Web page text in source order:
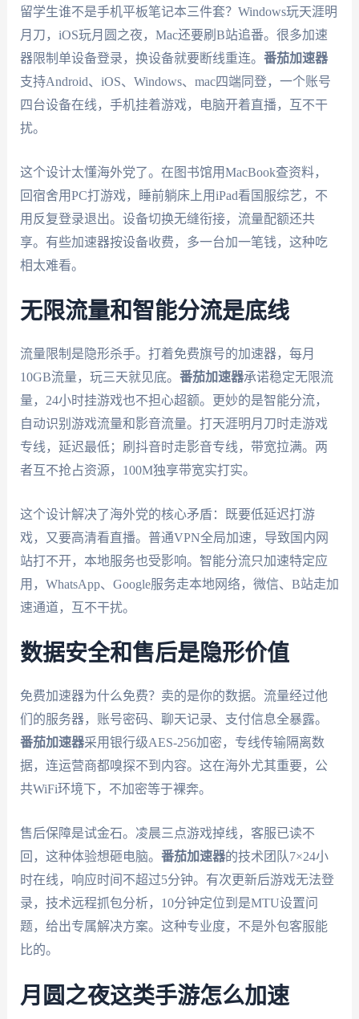
留学生谁不是手机平板笔记本三件套？Windows玩天涯明
月刀，iOS玩月圆之夜，Mac还要刷B站追番。很多加速
器限制单设备登录，换设备就要断线重连。 番茄加速器
支持Android、iOS、Windows、mac四端同登，一个账号
四台设备在线，手机挂着游戏，电脑开着直播，互不干
扰。
这个设计太懂海外党了。在图书馆用MacBook查资料，
回宿舍用PC打游戏，睡前躺床上用iPad看国服综艺，不
用反复登录退出。设备切换无缝衔接，流量配额还共
享。有些加速器按设备收费，多一台加一笔钱，这种吃
相太难看。
无限流量和智能分流是底线
流量限制是隐形杀手。打着免费旗号的加速器，每月
10GB流量，玩三天就见底。 番茄加速器承诺稳定无限流
量，24小时挂游戏也不担心超额。更妙的是智能分流，
自动识别游戏流量和影音流量。打天涯明月刀时走游戏
专线，延迟最低；刷抖音时走影音专线，带宽拉满。两
者互不抢占资源，100M独享带宽实打实。
这个设计解决了海外党的核心矛盾：既要低延迟打游
戏，又要高清看直播。普通VPN全局加速，导致国内网
站打不开，本地服务也受影响。智能分流只加速特定应
用，WhatsApp、Google服务走本地网络，微信、B站走加
速通道，互不干扰。
数据安全和售后是隐形价值
免费加速器为什么免费？卖的是你的数据。流量经过他
们的服务器，账号密码、聊天记录、支付信息全暴露。
番茄加速器采用银行级AES-256加密，专线传输隔离数
据，连运营商都嗅探不到内容。这在海外尤其重要，公
共WiFi环境下，不加密等于裸奔。
售后保障是试金石。凌晨三点游戏掉线，客服已读不
回，这种体验想砸电脑。 番茄加速器的技术团队7×24小
时在线，响应时间不超过5分钟。有次更新后游戏无法登
录，技术远程抓包分析，10分钟定位到是MTU设置问
题，给出专属解决方案。这种专业度，不是外包客服能
比的。
月圆之夜这类手游怎么加速